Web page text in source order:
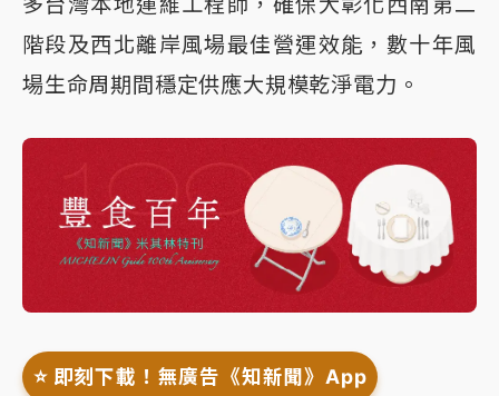
階段及西北離岸風場最佳營運效能，數十年風
場生命周期間穩定供應大規模乾淨電力。
⭐️ 即刻下載！無廣告《知新聞》App